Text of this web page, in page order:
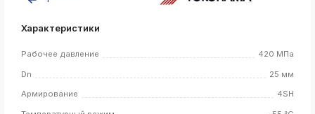
ksldkfjsdlfkjsls;ldfkgjsdl;kfkфыва
k
ksldkfjsdlfkjsls;ldfkgjsdl;kfkфыва
Характеристики
Рабочее давление 420 МПа
Dn 25 мм
Армирование 4SH